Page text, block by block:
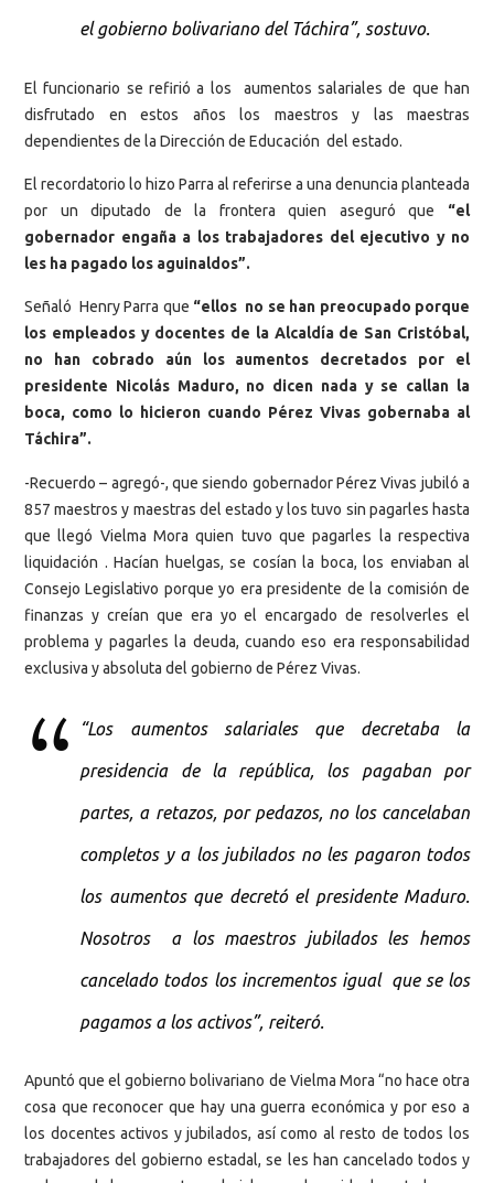
el gobierno bolivariano del Táchira”, sostuvo.
El funcionario se refirió a los aumentos salariales de que han
disfrutado en estos años los maestros y las maestras
dependientes de la Dirección de Educación del estado.
El recordatorio lo hizo Parra al referirse a una denuncia planteada
por un diputado de la frontera quien aseguró que “el
gobernador engaña a los trabajadores del ejecutivo y no
les ha pagado los aguinaldos”.
Señaló Henry Parra que “ellos no se han preocupado porque
los empleados y docentes de la Alcaldía de San Cristóbal,
no han cobrado aún los aumentos decretados por el
presidente Nicolás Maduro, no dicen nada y se callan la
boca, como lo hicieron cuando Pérez Vivas gobernaba al
Táchira”.
-Recuerdo – agregó-, que siendo gobernador Pérez Vivas jubiló a
857 maestros y maestras del estado y los tuvo sin pagarles hasta
que llegó Vielma Mora quien tuvo que pagarles la respectiva
liquidación . Hacían huelgas, se cosían la boca, los enviaban al
Consejo Legislativo porque yo era presidente de la comisión de
finanzas y creían que era yo el encargado de resolverles el
problema y pagarles la deuda, cuando eso era responsabilidad
exclusiva y absoluta del gobierno de Pérez Vivas.
“Los aumentos salariales que decretaba la
presidencia de la república, los pagaban por
partes, a retazos, por pedazos, no los cancelaban
completos y a los jubilados no les pagaron todos
los aumentos que decretó el presidente Maduro.
Nosotros a los maestros jubilados les hemos
cancelado todos los incrementos igual que se los
pagamos a los activos”, reiteró.
Apuntó que el gobierno bolivariano de Vielma Mora “no hace otra
cosa que reconocer que hay una guerra económica y por eso a
los docentes activos y jubilados, así como al resto de todos los
trabajadores del gobierno estadal, se les han cancelado todos y